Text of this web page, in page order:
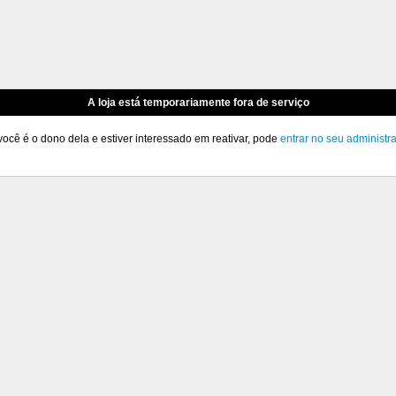
A loja está temporariamente fora de serviço
é o dono dela e estiver interessado em reativar, pode entrar no seu